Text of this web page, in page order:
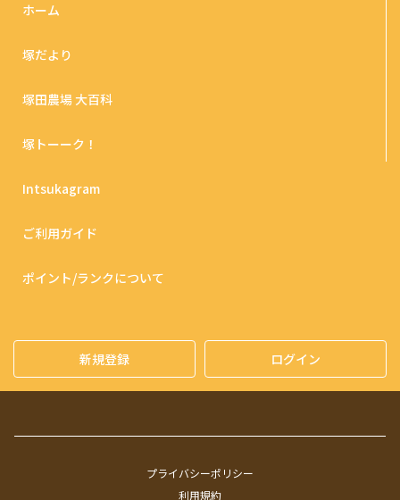
ホーム
塚だより
塚田農場 大百科
塚トーーク！
Intsukagram
ご利用ガイド
ポイント/ランクについて
新規登録 ログイン
プライバシーポリシー
利用規約